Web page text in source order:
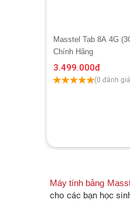
Masstel Tab 8A 4G
Chính Hãng
3.499.000đ
(0 đánh
Máy tính bảng
cho các bạn học